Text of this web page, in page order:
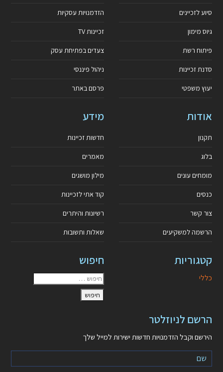
סיוע לזכיינים
גיוס מימון
פיתוח רשת
סדנת זכיינות
יעוץ משפטי
הזדמנויות עסקיות
זכיינות TV
צעדים בפתיחת עסק
ניהול פיננסי
פרסם באתר
אודות
תקנון
בלוג
מומחים עונים
כנסים
צור קשר
הרשמה למשקיעים
מידע
חדשות זכיינות
מאמרים
מילון מושגים
קוד אתי לזכיינות
רשיונות והיתרים
שאלות ותשובות
קטגוריות
כללי
חיפוש
הרשם לניוזלטר
הירשם וקבל הזדמנויות חדשות ישירות למייל שלך